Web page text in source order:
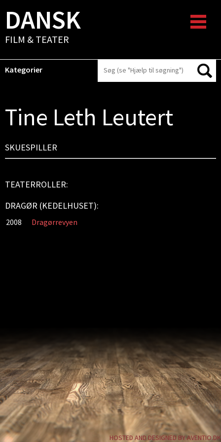
DANSK
FILM & TEATER
Kategorier
Tine Leth Leutert
SKUESPILLER
TEATERROLLER:
DRAGØR (KEDELHUSET):
2008 Dragørrevyen
HOSTED AND DESIGNED BY AVENTIO.DK